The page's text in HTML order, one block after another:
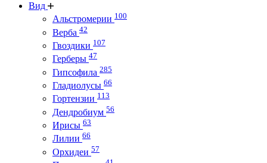
Вид
Альстромерии 100
Верба 42
Гвоздики 107
Герберы 47
Гипсофила 285
Гладиолусы 66
Гортензии 113
Дендробиум 56
Ирисы 63
Лилии 66
Орхидеи 57